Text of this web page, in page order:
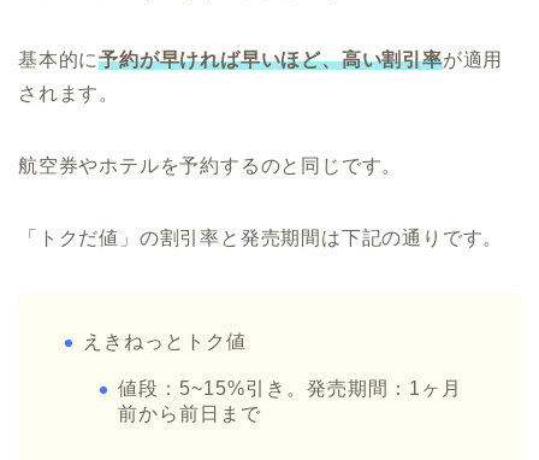
基本的に予約が早ければ早いほど、高い割引率が適用
されます。
航空券やホテルを予約するのと同じです。
「トクだ値」の割引率と発売期間は下記の通りです。
えきねっとトク値
値段：5~15%引き。発売期間：1ヶ月
前から前日まで